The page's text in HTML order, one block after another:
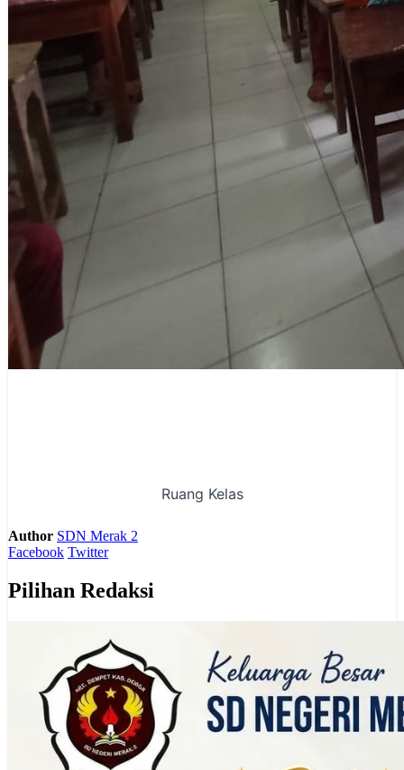
Ruang Kelas
Author SDN Merak 2
Facebook Twitter
Pilihan Redaksi